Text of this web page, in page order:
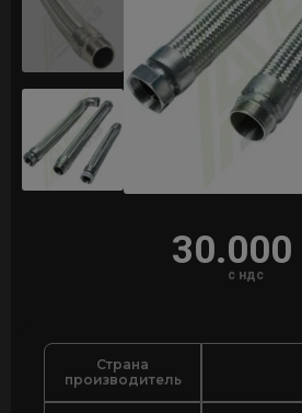
30.000
с ндс
Страна
производитель